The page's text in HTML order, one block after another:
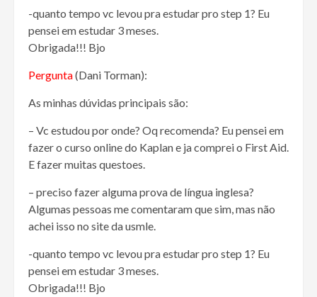
-quanto tempo vc levou pra estudar pro step 1? Eu
pensei em estudar 3 meses.
Obrigada!!! Bjo
Pergunta(Dani Torman):
As minhas dúvidas principais são:
– Vc estudou por onde? Oq recomenda? Eu pensei em
fazer o curso online do Kaplan e ja comprei o First Aid.
E fazer muitas questoes.
– preciso fazer alguma prova de língua inglesa?
Algumas pessoas me comentaram que sim, mas não
achei isso no site da usmle.
-quanto tempo vc levou pra estudar pro step 1? Eu
pensei em estudar 3 meses.
Obrigada!!! Bjo